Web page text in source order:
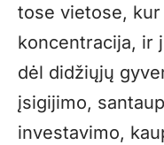
tose vietose,
koncentracija, ir
dėl didžiųjų
įsigijimo,
investavimo,